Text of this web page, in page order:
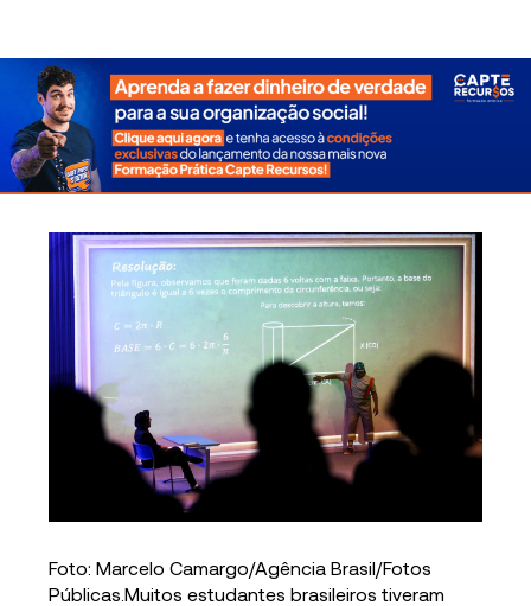
Foto: Marcelo Camargo/Agência Brasil/Fotos
Públicas.Muitos estudantes brasileiros tiveram